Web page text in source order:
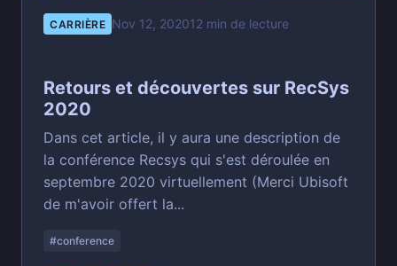
CARRIÈRE Nov 12, 202012 min de lecture
Retours et découvertes sur RecSys
2020
Dans cet article, il y aura une description de
la conférence Recsys qui s'est déroulée en
septembre 2020 virtuellement (Merci Ubisoft
de m'avoir offert la...
#conference